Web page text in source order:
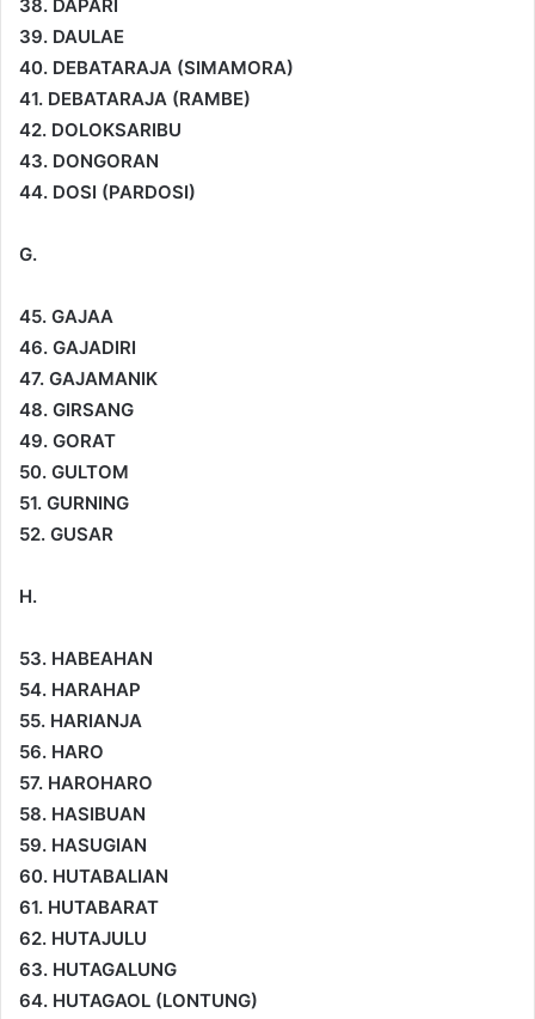
38. DAPARI
39. DAULAE
40. DEBATARAJA (SIMAMORA)
41. DEBATARAJA (RAMBE)
42. DOLOKSARIBU
43. DONGORAN
44. DOSI (PARDOSI)
G.
45. GAJAA
46. GAJADIRI
47. GAJAMANIK
48. GIRSANG
49. GORAT
50. GULTOM
51. GURNING
52. GUSAR
H.
53. HABEAHAN
54. HARAHAP
55. HARIANJA
56. HARO
57. HAROHARO
58. HASIBUAN
59. HASUGIAN
60. HUTABALIAN
61. HUTABARAT
62. HUTAJULU
63. HUTAGALUNG
64. HUTAGAOL (LONTUNG)